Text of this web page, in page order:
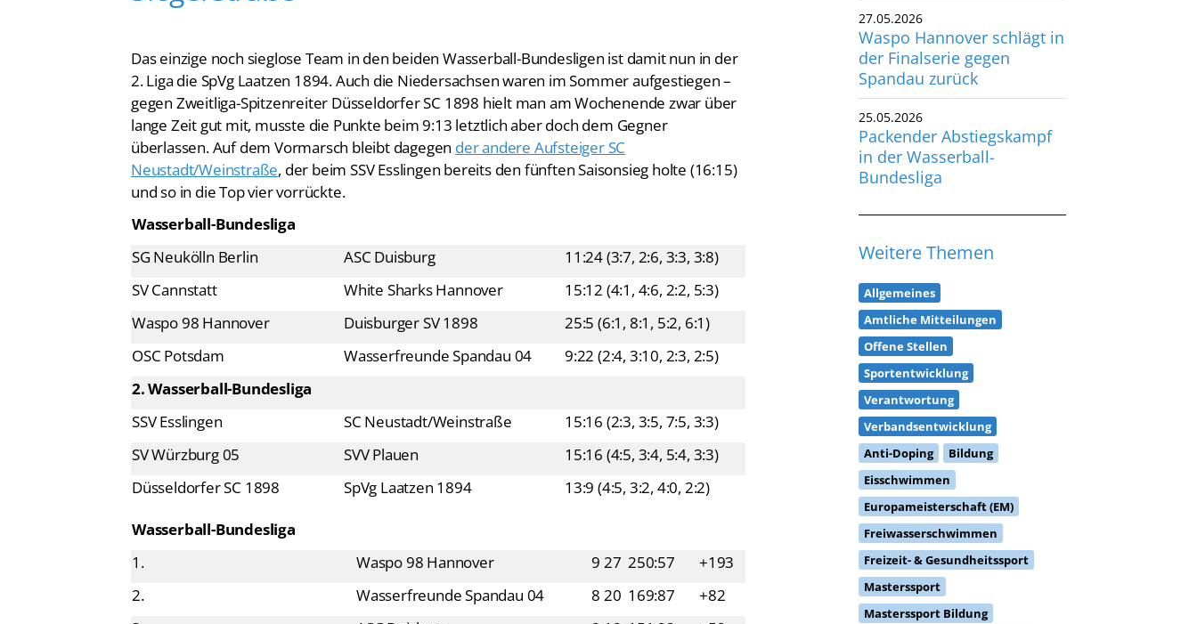
2. Liga die SpVg Laatzen 1894. Auch die Niedersachsen waren im Sommer aufgestiegen –
gegen Zweitliga-Spitzenreiter Düsseldorfer SC 1898 hielt man am Wochenende zwar über
lange Zeit gut mit, musste die Punkte beim 9:13 letztlich aber doch dem Gegner
überlassen. Auf dem Vormarsch bleibt dagegen der andere Aufsteiger SC
Neustadt/Weinstraße, der beim SSV Esslingen bereits den fünften Saisonsieg holte (16:15)
und so in die Top vier vorrückte.
Wasserball-Bundesliga
SG Neukölln Berlin
SV Cannstatt
White Sharks Hannover
15:12 (4:1, 4:6, 2:2, 5:3)
Waspo 98 Hannover
Duisburger SV 1898
25:5 (6:1, 8:1, 5:2, 6:1)
OSC Potsdam
Wasserfreunde Spandau 04
9:22 (2:4, 3:10, 2:3, 2:5)
2. Wasserball-Bundesliga
SSV Esslingen
SV Würzburg 05
SVV Plauen
15:16 (4:5, 3:4, 5:4, 3:3)
Düsseldorfer SC 1898
SpVg Laatzen 1894 13:9 (4:5, 3:2, 4:0, 2:2)
1.
2.
Wasserfreunde Spandau 04 8 20 169:87
+82
3.
ASC Duisburg 8 18 151:92
+59
Waspo Hannover schlägt in
der Finalserie gegen
Spandau zurück
25.05.2026
Packender Abstiegskampf
in der Wasserball-
Bundesliga
Amtliche Mitteilungen
Offene Stellen
Sportentwicklung
Verantwortung
Verbandsentwicklung
Anti-Doping
Bildung
Eisschwimmen
Europameisterschaft (EM)
Freiwasserschwimmen
Freizeit- & Gesundheitssport
Masterssport
Masterssport Bildung
Masterssport International